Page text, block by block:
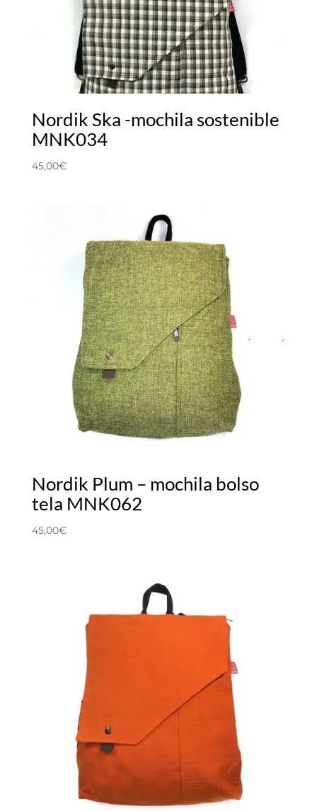
Nordik Ska -mochila sostenible
MNK034
45,00€
Nordik Plum – mochila bolso
tela MNK062
45,00€